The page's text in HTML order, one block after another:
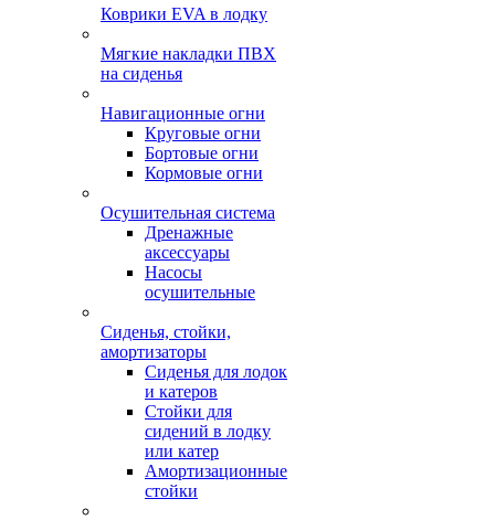
Коврики EVA в лодку
Мягкие накладки ПВХ
на сиденья
Навигационные огни
Круговые огни
Бортовые огни
Кормовые огни
Осушительная система
Дренажные
аксессуары
Насосы
осушительные
Сиденья, стойки,
амортизаторы
Сиденья для лодок
и катеров
Стойки для
сидений в лодку
или катер
Амортизационные
стойки